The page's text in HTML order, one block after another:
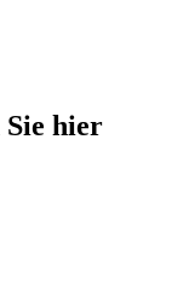
hier